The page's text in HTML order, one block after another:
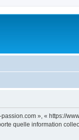
», « https://
quelle information